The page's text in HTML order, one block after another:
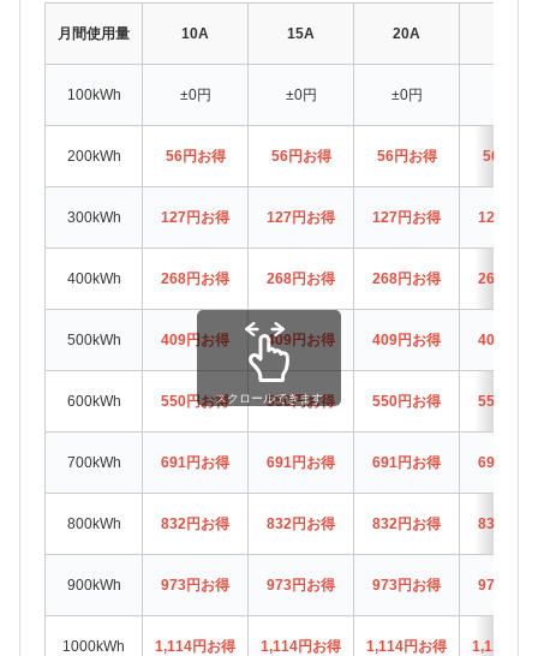
月間使用量 10A 15A 20A
100kWh ±0円 ±0円 ±0円
200kWh 56円お得 56円お得 56円お得 56円お
300kWh 127円お得 127円お得 127円お得 127円お
400kWh 268円お得 268円お得 268円お得 268円お
500kWh 409円お得 409円お得 409円お得 409円お
600kWh 550円お得 550円お得 550円お得 550円お
700kWh 691円お得 691円お得 691円お得 691円お
800kWh 832円お得 832円お得 832円お得 832円お
900kWh 973円お得 973円お得 973円お得 973円お
1000kWh 1,114円お得 1,114円お得 1,114円お得 1,114円
スクロールできます